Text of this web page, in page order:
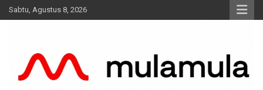
Skip
to
Sabtu, Agustus 8, 2026